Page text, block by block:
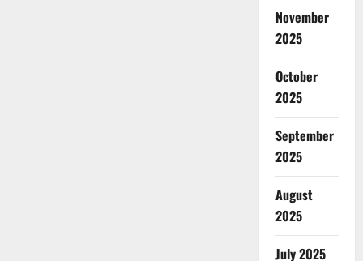
November
2025
October
2025
September
2025
August
2025
July 2025